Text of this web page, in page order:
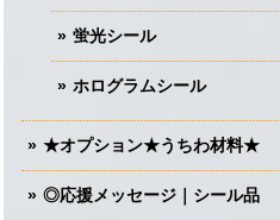
蛍光シール
ホログラムシール
★オプション★うちわ材料★
◎応援メッセージ｜シール品